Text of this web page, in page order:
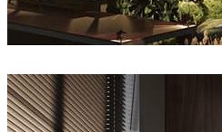
Sang Bui 建筑